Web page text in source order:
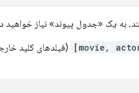
به یک «جدول پیوند» نیاز
(فیلدهای کلید